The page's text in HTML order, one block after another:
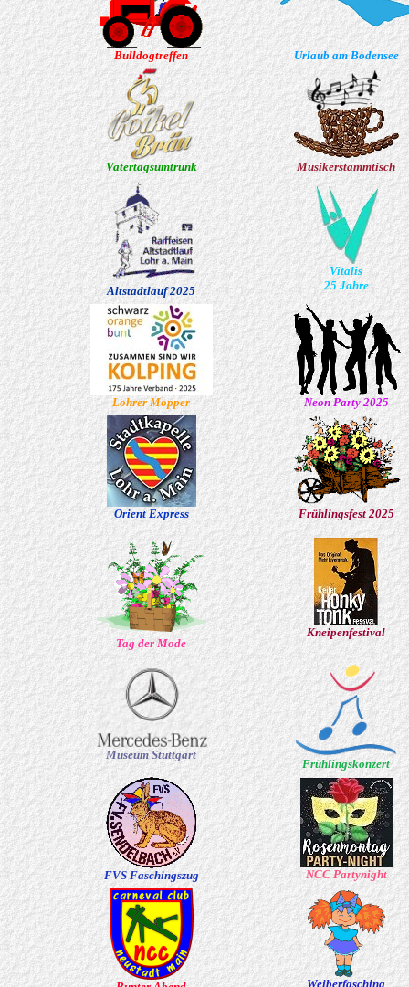
Bulldogtreffen Urlaub am Bodensee
Vatertagsumtrunk Musikerstammtisch
Altstadtlauf 2025
Vitalis
25 Jahre
Lohrer Mopper Neon Party 2025
Orient Express Frühlingsfest 2025
Tag der Mode
Kneipenfestival
Museum Stuttgart
Frühlingskonzert
FVS Faschingszug NCC Partynight
Weiberfasching